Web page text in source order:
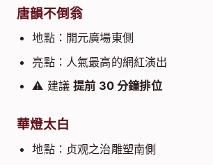
唐韻不倒翁
地點：開元廣場東側
亮點：人氣最高的網紅演出
⚠ 建議提前 30 分鐘排位
華燈太白
地點：贞观之治雕塑南側